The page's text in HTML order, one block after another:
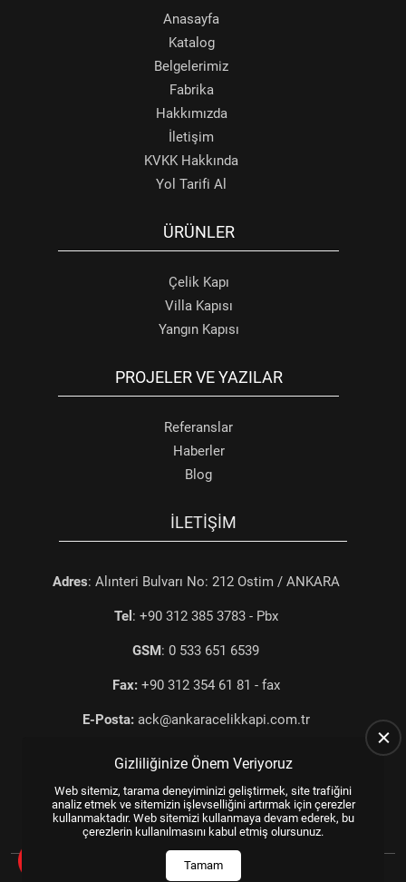
Anasayfa
Katalog
Belgelerimiz
Fabrika
Hakkımızda
İletişim
KVKK Hakkında
Yol Tarifi Al
ÜRÜNLER
Çelik Kapı
Villa Kapısı
Yangın Kapısı
PROJELER VE YAZILAR
Referanslar
Haberler
Blog
İLETIŞIM
Adres: Alınteri Bulvarı No: 212 Ostim / ANKARA
Tel : +90 312 385 3783 - Pbx
GSM: 0 533 651 6539
Fax:+90 312 354 61 81 - fax
E-Posta:ack@ankaracelikkapi.com.tr
WEB TASARIM
Gizliliğinize Önem Veriyoruz
Web sitemiz, tarama deneyiminizi geliştirmek, site trafiğini
analiz etmek ve sitemizin işlevselliğini artırmak için çerezler
kullanmaktadır. Web sitemizi kullanmaya devam ederek, bu
çerezlerin kullanılmasını kabul etmiş olursunuz.
Tamam